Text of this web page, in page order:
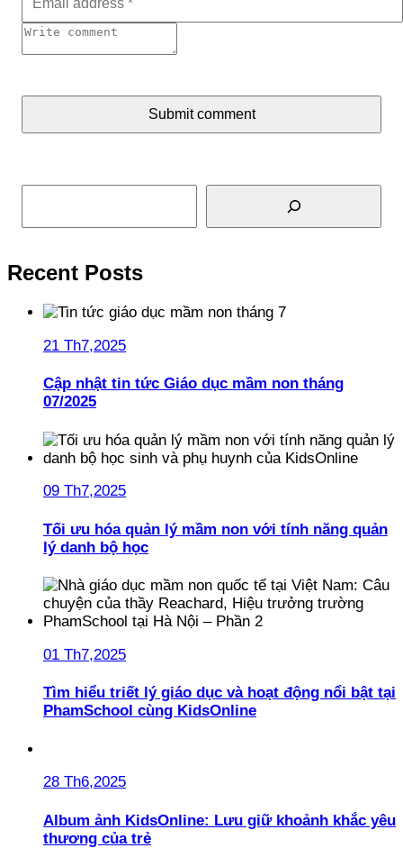
Submit comment
Tìm kiếm
Recent Posts
21 Th7,2025
Cập nhật tin tức Giáo dục mầm non tháng
07/2025
09 Th7,2025
Tối ưu hóa quản lý mầm non với tính năng quản
lý danh bộ học
01 Th7,2025
Tìm hiểu triết lý giáo dục và hoạt động nổi bật tại
PhamSchool cùng KidsOnline
28 Th6,2025
Album ảnh KidsOnline: Lưu giữ khoảnh khắc yêu
thương của trẻ